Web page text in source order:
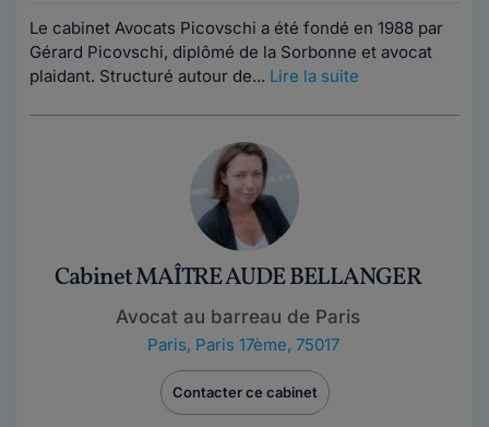
Le cabinet Avocats Picovschi a été fondé en 1988 par
Gérard Picovschi, diplômé de la Sorbonne et avocat
plaidant. Structuré autour de... Lire la suite
Cabinet MAÎTRE AUDE BELLANGER
Avocat au barreau de Paris
Paris, Paris 17ème, 75017
Contacter ce cabinet